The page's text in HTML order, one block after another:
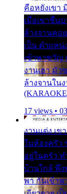
คือหยังเขา
เมื่อเขาชื่น
ล้างจานคอ
เป็น ตำแหน่
เข้าพาขวัญ
งานเฮา มัว
ล้างจานใน
17 views •
งานแต่ง เข
ในห้องครัว
อยู่ในครัว ท
บ้านใกล้ พึ่ง
พา กันเข้าพ